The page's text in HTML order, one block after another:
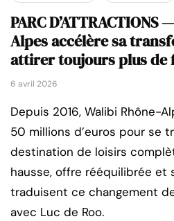
PARC
Alpes accélère sa
attirer toujours plus de
6 avril 2026
Depuis 2016, Walibi Rhône-
50 millions d’euros pour se
destination de loisirs
hausse, offre rééquilibrée et
traduisent ce changement
avec Luc de Roo.